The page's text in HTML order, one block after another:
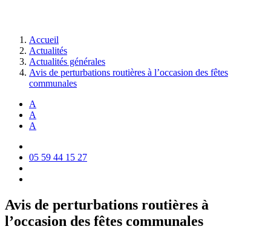
Accueil
Actualités
Actualités générales
Avis de perturbations routières à l’occasion des fêtes
communales
A
A
A
05 59 44 15 27
Avis de perturbations routières à
l’occasion des fêtes communales